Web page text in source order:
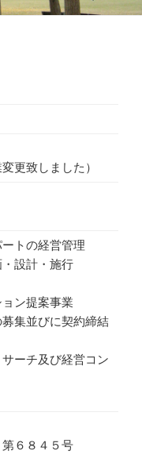
更致しました）
トの経営管理
設計・施行
ン提案事業
集並びに契約締結
ーチ及び経営コン
６８４５号